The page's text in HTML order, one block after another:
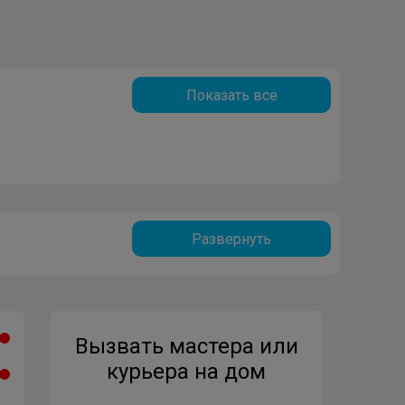
Показать все
Развернуть
Вызвать мастера или
курьера на дом